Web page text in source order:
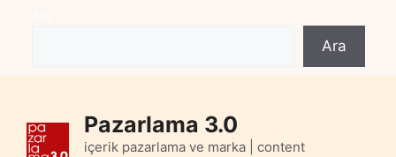
Ara
Pazarlama 3.0
içerik pazarlama ve marka | content